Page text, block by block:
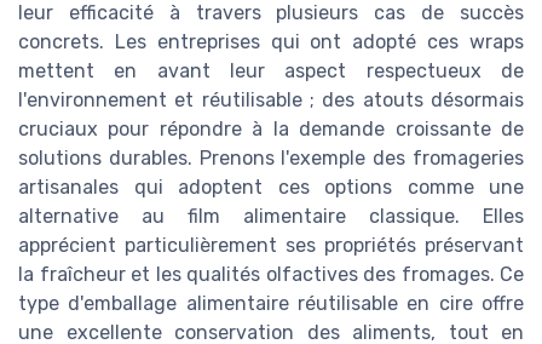
leur efficacité à travers plusieurs cas de succès
concrets. Les entreprises qui ont adopté ces wraps
mettent en avant leur aspect respectueux de
l'environnement et réutilisable ; des atouts désormais
cruciaux pour répondre à la demande croissante de
solutions durables. Prenons l'exemple des fromageries
artisanales qui adoptent ces options comme une
alternative au film alimentaire classique. Elles
apprécient particulièrement ses propriétés préservant
la fraîcheur et les qualités olfactives des fromages. Ce
type d'emballage alimentaire réutilisable en cire offre
une excellente conservation des aliments, tout en